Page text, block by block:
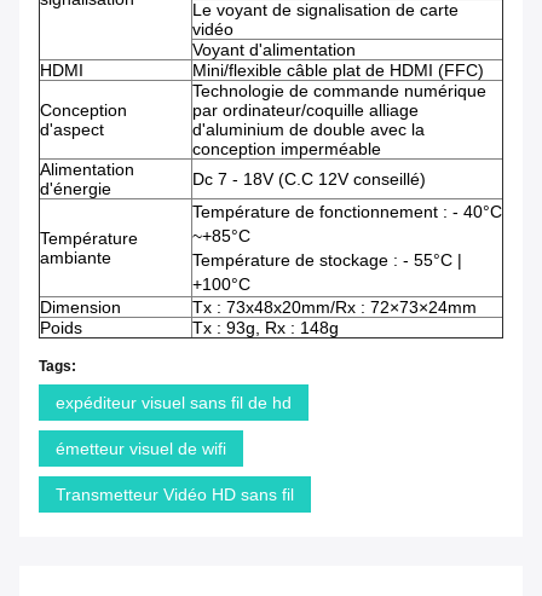
Le voyant de signalisation de carte
vidéo
Voyant d'alimentation
HDMI
Mini/flexible câble plat de HDMI (FFC)
Conception
d'aspect
Technologie de commande numérique
par ordinateur/coquille alliage
d'aluminium de double avec la
conception imperméable
Alimentation
d'énergie
Dc 7 - 18V (C.C 12V conseillé)
Température
ambiante
Température de fonctionnement : - 40°C
~+85°C
Température de stockage : - 55°C |
+100°C
Dimension
Tx : 73x48x20mm/Rx : 72×73×24mm
Poids
Tx : 93g, Rx : 148g
Tags:
expéditeur visuel sans fil de hd
émetteur visuel de wifi
Transmetteur Vidéo HD sans fil